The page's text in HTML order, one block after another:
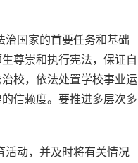
治国家的首要任务和基础
尊崇和执行宪法，保证自
校，依法处置学校事业运
信赖度。要推进多层次多
活动，并及时将有关情况